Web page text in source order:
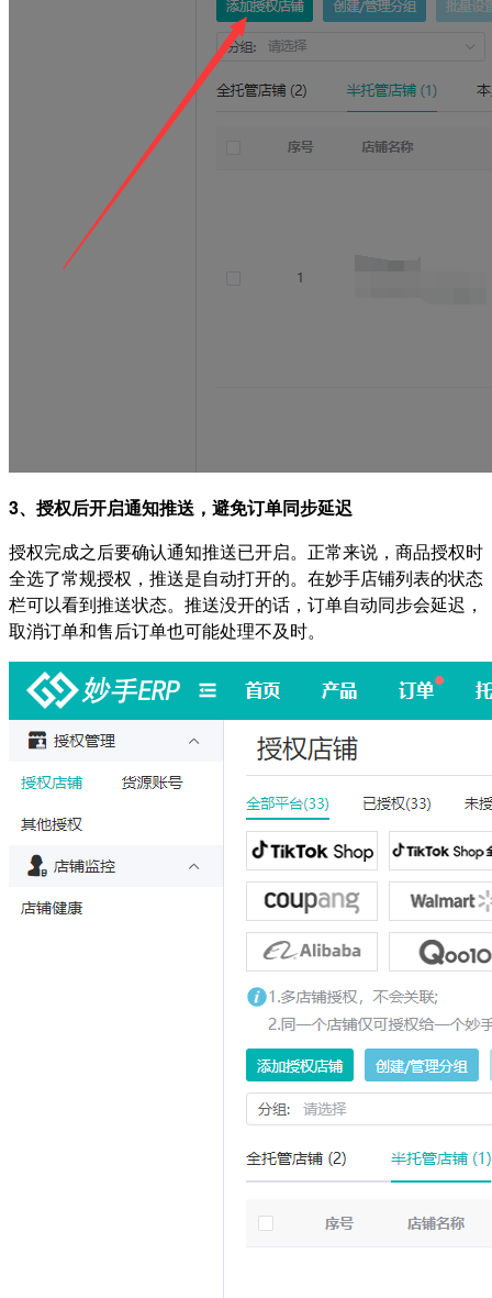
3、授权后开启通知推送，避免订单同步延迟
授权完成之后要确认通知推送已开启。正常来说，商品授权时
全选了常规授权，推送是自动打开的。在妙手店铺列表的状态
栏可以看到推送状态。推送没开的话，订单自动同步会延迟，
取消订单和售后订单也可能处理不及时。